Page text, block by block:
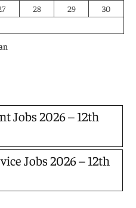
28 29
30
Jobs 2026 – 12th
Jobs 2026 – 12th